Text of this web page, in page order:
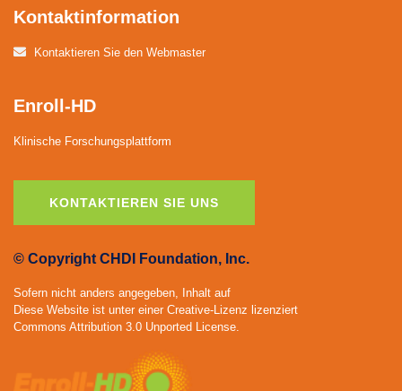
Kontaktinformation
Kontaktieren Sie den Webmaster
Enroll-HD
Klinische Forschungsplattform
KONTAKTIEREN SIE UNS
© Copyright CHDI Foundation, Inc.
Sofern nicht anders angegeben, Inhalt auf
Diese Website ist unter einer Creative-Lizenz lizenziert
Commons Attribution 3.0 Unported License.